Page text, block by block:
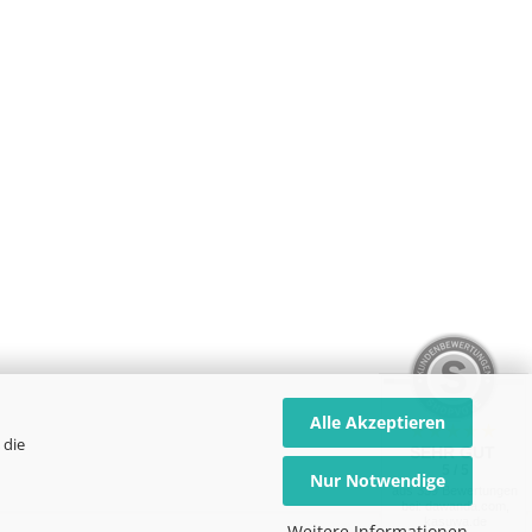
die
Alle Akzeptieren
Nur Notwendige
SEHR GUT
aus 339 Bewertungen
bei: dawanda.com,